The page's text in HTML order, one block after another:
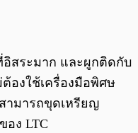
อิสระมาก และผูกติดกับ
องใช้เครื่องมือพิศษ
ามารถขุดเหรียญ
อง LTC